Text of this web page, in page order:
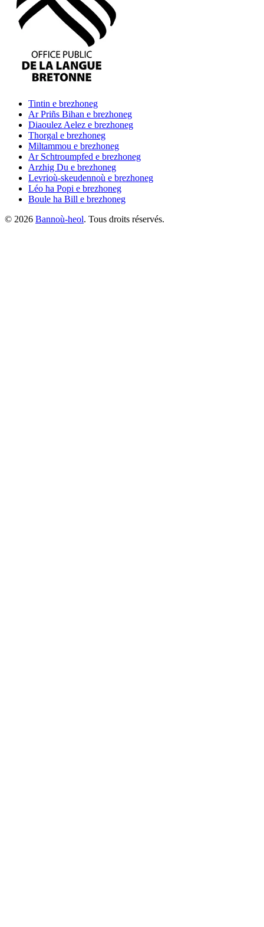
Tintin e brezhoneg
Ar Priñs Bihan e brezhoneg
Diaoulez Aelez e brezhoneg
Thorgal e brezhoneg
Miltammou e brezhoneg
Ar Schtroumpfed e brezhoneg
Arzhig Du e brezhoneg
Levrioù-skeudennoù e brezhoneg
Léo ha Popi e brezhoneg
Boule ha Bill e brezhoneg
© 2026 Bannoù-heol. Tous droits réservés.